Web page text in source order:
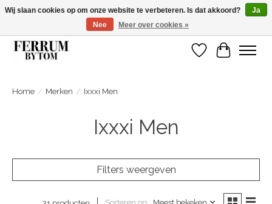
Wij zijn gelsoten van 14 tm 18 februari
Verlanglijst
Home / Merken / Ixxxi Men
Ixxxi Men
Filters weergeven
Wij slaan cookies op om onze website te verbeteren. Is dat akkoord?
Ja
Nee
Meer over cookies »